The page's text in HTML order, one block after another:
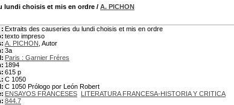
lundi choisis et mis en ordre / A. PICHON
: Extraits des causeries du lundi choisis et mis en ordre
texto impreso
A. PICHON , Autor
3a
Paris : Garnier Fréres
1894
615 p
C 1050
C 1050 Prólogo por León Robert
ENSAYOS FRANCESES LITERATURA FRANCESA-HISTORIA Y CRITICA
844.7